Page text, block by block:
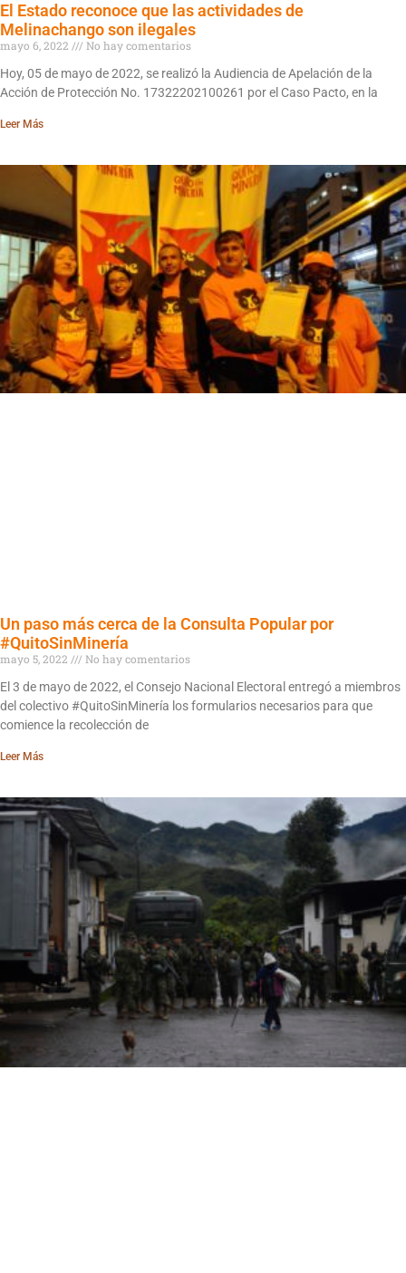
El Estado reconoce que las actividades de
Melinachango son ilegales
mayo 6, 2022
No hay comentarios
Hoy, 05 de mayo de 2022, se realizó la Audiencia de Apelación de la
Acción de Protección No. 17322202100261 por el Caso Pacto, en la
Leer Más
Un paso más cerca de la Consulta Popular por
#QuitoSinMinería
mayo 5, 2022
No hay comentarios
El 3 de mayo de 2022, el Consejo Nacional Electoral entregó a miembros
del colectivo #QuitoSinMinería los formularios necesarios para que
comience la recolección de
Leer Más